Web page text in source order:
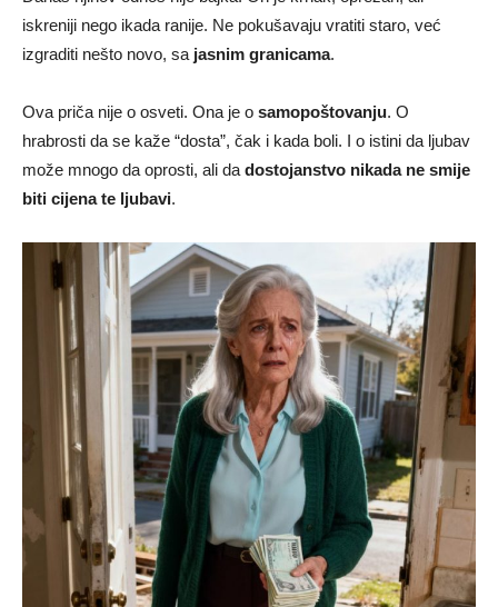
iskreniji nego ikada ranije. Ne pokušavaju vratiti staro, već
izgraditi nešto novo, sa jasnim granicama.
Ova priča nije o osveti. Ona je o samopoštovanju. O
hrabrosti da se kaže “dosta”, čak i kada boli. I o istini da ljubav
može mnogo da oprosti, ali da dostojanstvo nikada ne smije
biti cijena te ljubavi.